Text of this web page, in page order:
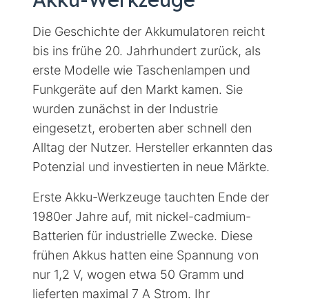
Die Geschichte der Akkumulatoren reicht
bis ins frühe 20. Jahrhundert zurück, als
erste Modelle wie Taschenlampen und
Funkgeräte auf den Markt kamen. Sie
wurden zunächst in der Industrie
eingesetzt, eroberten aber schnell den
Alltag der Nutzer. Hersteller erkannten das
Potenzial und investierten in neue Märkte.
Erste Akku-Werkzeuge tauchten Ende der
1980er Jahre auf, mit nickel-cadmium-
Batterien für industrielle Zwecke. Diese
frühen Akkus hatten eine Spannung von
nur 1,2 V, wogen etwa 50 Gramm und
lieferten maximal 7 A Strom. Ihr